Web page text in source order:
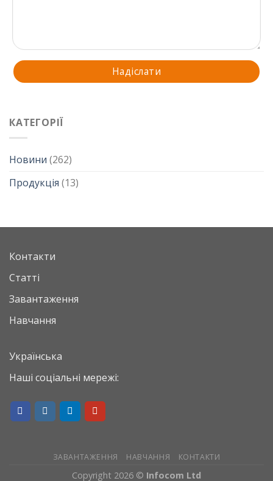
КАТЕГОРІЇ
Новини (262)
Продукція (13)
Контакти
Статті
Завантаження
Навчання
Українська
Наші соціальні мережі:
ЗАВАНТАЖЕННЯ НАВЧАННЯ КОНТАКТИ
Copyright 2026 © Infocom Ltd